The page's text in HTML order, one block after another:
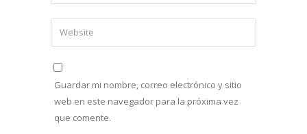
Guardar mi nombre, correo electrónico y sitio
web en este navegador para la próxima vez
que comente.